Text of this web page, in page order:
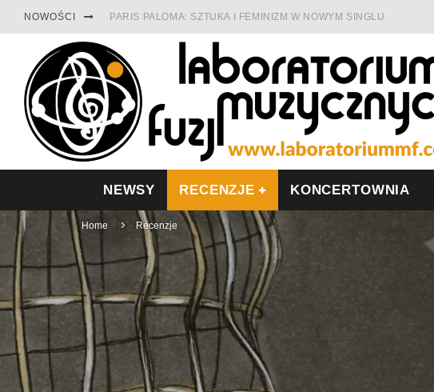
NOWOŚCI PARIS PALOMA: SZTUKA I FEMINIZM W NOWYM SINGLU
TABULA RASA Z SINGLEM DIAMENTY. SAMOTNOŚĆ I OPÓR
CINNAMON GUM MIĘDZY SOULEM A PAMIĘCIĄ
FRANCUSKI PROG METAL WEDŁUG DUALISIS
LESZEK KUŁAKOWSKI NAGRAŁ JAZZFONIĘ O POLSCE
NEWSY RECENZJE KONCERTOWNIA
Home Recenzje